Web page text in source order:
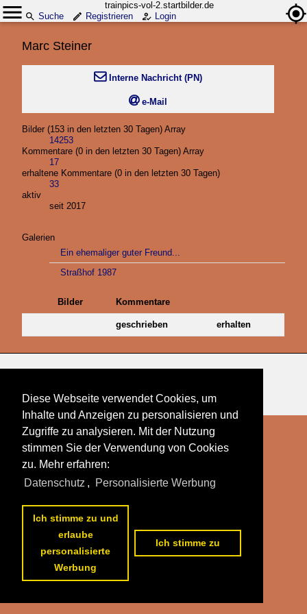
trainpics-vol-2.startbilder.de
Suche
Registrieren Login
Marc Steiner
 Interne Nachricht (PN)
e-Mail
Bilder (153 in den letzten 30 Tagen) Array
14253
Kommentare (0 in den letzten 30 Tagen) Array
17
erhaltene Kommentare (0 in den letzten 30 Tagen)
33
aktiv
seit 2017
Galerien
Ein ehemaliger guter Freund...
Straßhof 1987
Bilder Kommentare
geschrieben erhalten
Diese Webseite verwendet Cookies, um
Inhalte und Anzeigen zu personalisieren und
Zugriffe zu analysieren. Mit der Nutzung
stimmen Sie der Verwendung von Cookies
zu. Mehr erfahren:
Datenschutz , Personalisierte Werbung
Ich stimme zu und
erlaube
personalisierte
Werbung
Ich stimme zu